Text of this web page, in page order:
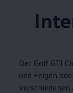
Der Golf GTI
und Felgen